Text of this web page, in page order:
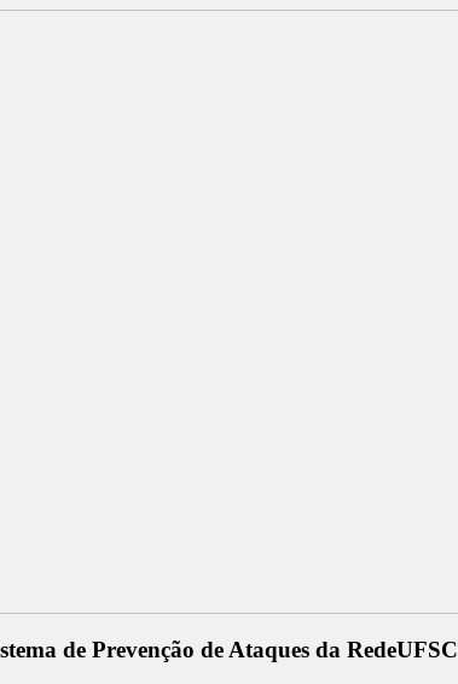
de Prevenção de Ataques da RedeUFSC